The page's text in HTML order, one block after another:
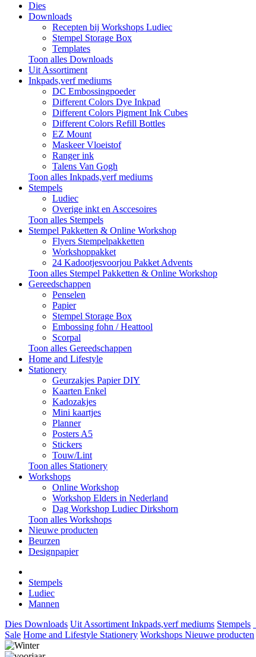
Dies
Downloads
Recepten bij Workshops Ludiec
Stempel Storage Box
Templates
Toon alles Downloads
Uit Assortiment
Inkpads,verf mediums
DC Embossingpoeder
Different Colors Dye Inkpad
Different Colors Pigment Ink Cubes
Different Colors Refill Bottles
EZ Mount
Maskeer Vloeistof
Ranger ink
Talens Van Gogh
Toon alles Inkpads,verf mediums
Stempels
Ludiec
Overige inkt en Asccesoires
Toon alles Stempels
Stempel Pakketten & Online Workshop
Flyers Stempelpakketten
Workshoppakket
24 Kadootjesvoorjou Pakket Advents
Toon alles Stempel Pakketten & Online Workshop
Gereedschappen
Penselen
Papier
Stempel Storage Box
Embossing fohn / Heattool
Scorpal
Toon alles Gereedschappen
Home and Lifestyle
Stationery
Geurzakjes Papier DIY
Kaarten Enkel
Kadozakjes
Mini kaartjes
Planner
Posters A5
Stickers
Touw/Lint
Toon alles Stationery
Workshops
Online Workshop
Workshop Elders in Nederland
Dag Workshop Ludiec Dirkshorn
Toon alles Workshops
Nieuwe producten
Beurzen
Designpapier
Stempels
Ludiec
Mannen
Dies Downloads Uit Assortiment Inkpads,verf mediums Stempels
Sale Home and Lifestyle Stationery Workshops Nieuwe producten